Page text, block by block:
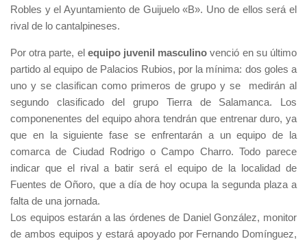
Robles y el Ayuntamiento de Guijuelo «B». Uno de ellos será el
rival de lo cantalpineses.
Por otra parte, el equipo juvenil masculino venció en su último
partido al equipo de Palacios Rubios, por la mínima: dos goles a
uno y se clasifican como primeros de grupo y se medirán al
segundo clasificado del grupo Tierra de Salamanca. Los
componenentes del equipo ahora tendrán que entrenar duro, ya
que en la siguiente fase se enfrentarán a un equipo de la
comarca de Ciudad Rodrigo o Campo Charro. Todo parece
indicar que el rival a batir será el equipo de la localidad de
Fuentes de Oñoro, que a día de hoy ocupa la segunda plaza a
falta de una jornada.
Los equipos estarán a las órdenes de Daniel González, monitor
de ambos equipos y estará apoyado por Fernando Domínguez,